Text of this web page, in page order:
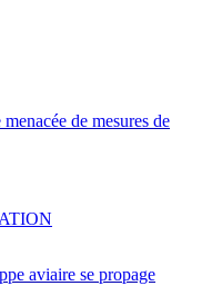
de mesures de
aviaire se propage